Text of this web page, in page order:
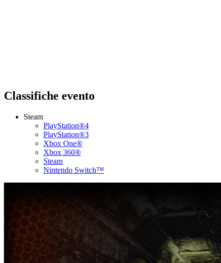
Classifiche evento
Steam
PlayStation®4
PlayStation®3
Xbox One®
Xbox 360®
Steam
Nintendo Switch™